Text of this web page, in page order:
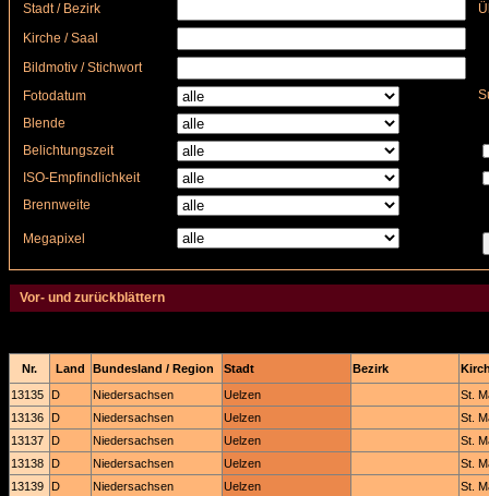
Stadt / Bezirk
Kirche / Saal
Bildmotiv / Stichwort
Fotodatum
Blende
Belichtungszeit
ISO-Empfindlichkeit
Brennweite
Megapixel
Vor- und zurückblättern
Nr. Land Bundesland / Region Stadt Bezirk
13135 D Niedersachsen Uelzen
St.
13136 D Niedersachsen Uelzen
St.
13137 D Niedersachsen Uelzen
St.
13138 D Niedersachsen Uelzen
St.
13139 D Niedersachsen Uelzen
St.